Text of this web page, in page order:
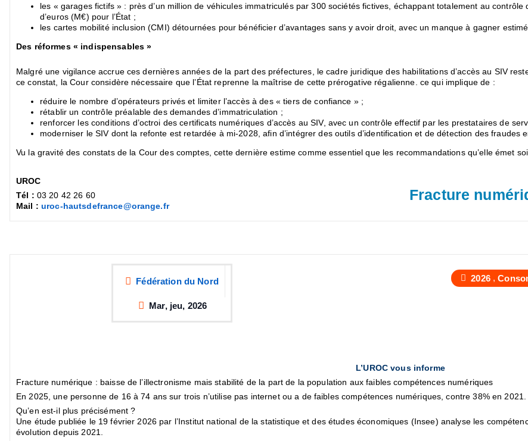
les « garages fictifs » : près d’un million de véhicules immatriculés par 300 sociétés fictives, échappant totalement au
d’euros (M€) pour l’État ;
les cartes mobilité inclusion (CMI) détournées pour bénéficier d’avantages sans y avoir droit, avec un manque à gagner
Des réformes « indispensables »
Malgré une vigilance accrue ces dernières années de la part des préfectures, le cadre juridique des habilitations d’accès au SIV
ce constat, la Cour considère nécessaire que l’État reprenne la maîtrise de cette prérogative régalienne. ce qui implique de :
réduire le nombre d’opérateurs privés et limiter l’accès à des « tiers de confiance » ;
rétablir un contrôle préalable des demandes d’immatriculation ;
renforcer les conditions d’octroi des certificats numériques d’accès au SIV, avec un contrôle effectif par les prestataires de
moderniser le SIV dont la refonte est retardée à mi-2028, afin d’intégrer des outils d’identification et de détection des fraudes
Vu la gravité des constats de la Cour des comptes, cette dernière estime comme essentiel que les recommandations qu’elle émet
UROC
Tél : 03 20 42 26 60
Mail : uroc-hautsdefrance@orange.fr
Fédération du Nord
Mar, jeu, 2026
2026,
Fracture
L’UROC vous informe
Fracture numérique : baisse de l’illectronisme mais stabilité de la part de la population aux faibles compétences numériques
En 2025, une personne de 16 à 74 ans sur trois n’utilise pas internet ou a de faibles compétences numériques, contre 38% en 2021.
Qu’en est-il plus précisément ?
Une étude publiée le 19 février 2026 par l’Institut national de la statistique et des études économiques (Insee) analyse les
évolution depuis 2021.